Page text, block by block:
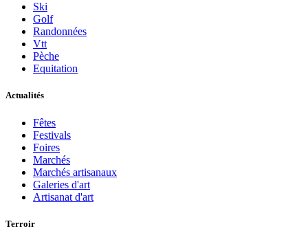
Ski
Golf
Randonnées
Vtt
Pèche
Equitation
Actualités
Fêtes
Festivals
Foires
Marchés
Marchés artisanaux
Galeries d'art
Artisanat d'art
Terroir